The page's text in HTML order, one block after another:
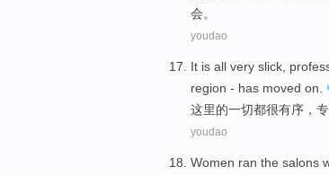
会。
youdao
It is all very slick
region - has moved on
这里的一切都很有序 ，
youdao
Women ran the salons